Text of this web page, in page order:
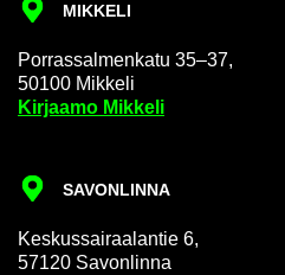
MIK­KE­LI
Por­ras­sal­men­ka­tu 35–37,
50100 Mik­ke­li
Kir­jaa­mo Mik­ke­li
SA­VON­LIN­NA
Kes­kus­sai­raa­lan­tie 6,
57120 Sa­von­lin­na